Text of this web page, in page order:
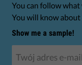
You can follow
You will know
Show me a sample!